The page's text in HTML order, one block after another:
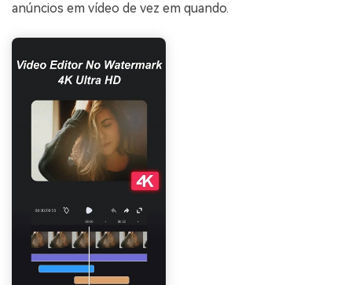
anúncios em vídeo de vez em quando.